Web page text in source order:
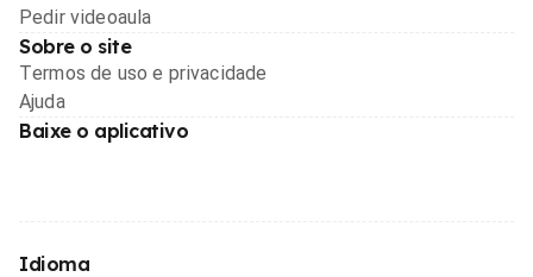
Pedir videoaula
Sobre o site
Termos de uso e privacidade
Ajuda
Baixe o aplicativo
Idioma